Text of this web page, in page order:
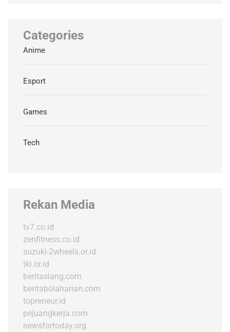
Categories
Anime
Esport
Games
Tech
Rekan Media
tv7.co.id
zenfitness.co.id
suzuki-2wheels.or.id
tki.or.id
beritasiang.com
beritabolaharian.com
topreneur.id
pejuangkerja.com
newsfortoday.org